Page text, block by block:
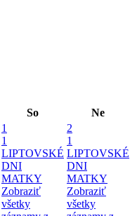
So Ne
1
1
LIPTOVSKÉ
DNI
MATKY
Zobraziť
všetky
2
1
LIPTOVSKÉ
DNI
MATKY
Zobraziť
všetky